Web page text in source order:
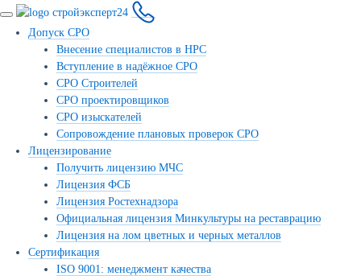
Допуск СРО
Внесение специалистов в НРС
Вступление в надёжное СРО
СРО Строителей
СРО проектировщиков
СРО изыскателей
Сопровождение плановых проверок СРО
Лицензирование
Получить лицензию МЧС
Лицензия ФСБ
Лицензия Ростехнадзора
Официальная лицензия Минкультуры на реставрацию
Лицензия на лом цветных и черных металлов
Сертификация
ISO 9001: менеджмент качества